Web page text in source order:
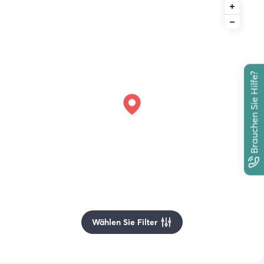
Brauchen Sie Hilfe?
Wählen Sie Filter